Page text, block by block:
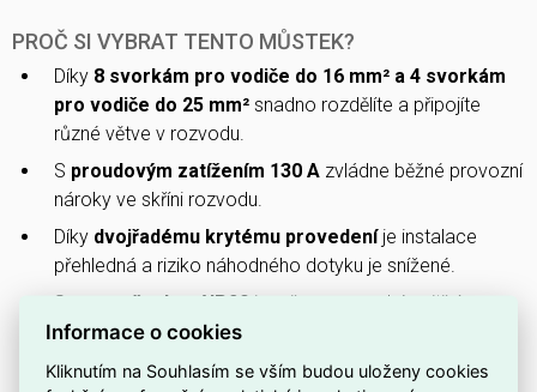
PROČ SI VYBRAT TENTO MŮSTEK?
Díky 8 svorkám pro vodiče do 16 mm² a 4 svorkám
pro vodiče do 25 mm² snadno rozdělíte a připojíte
různé větve v rozvodu.
S proudovým zatížením 130 A zvládne běžné provozní
nároky ve skříni rozvodu.
Díky dvojřadému krytému provedeníje instalace
přehledná a riziko náhodného dotyku je snížené.
Se
stupněm krytí IP20 je určen pro suché vnitřní
prostředí a běžné rozvodné skříně.
Navržen pro rychlou montáž na DIN lištu —provedení
Informace o cookies
Kliknutím na Souhlasím se vším budou uloženy cookies